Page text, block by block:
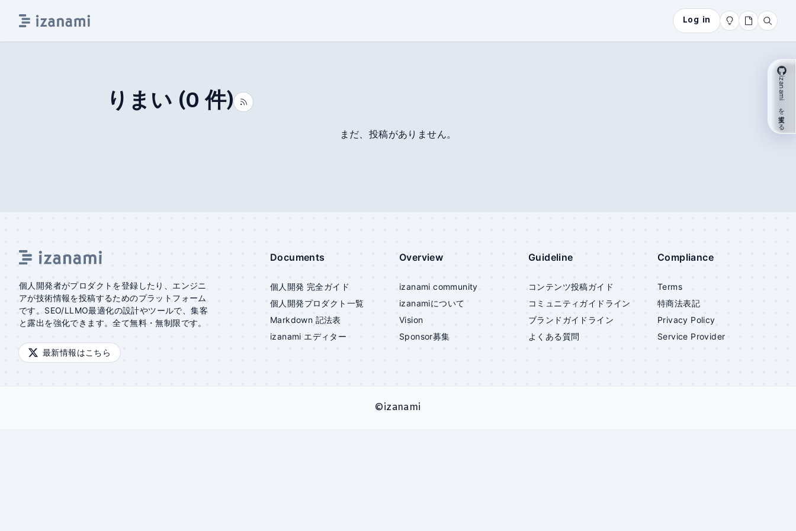
Log in
りまい (0 件)
まだ、投稿がありません。
個人開発者がプロダクトを登録したり、エンジニ
アが技術情報を投稿するためのプラットフォーム
です。SEO/LLMO最適化の設計やツールで、集客
と露出を強化できます。全て無料・無制限です。
最新情報はこちら
Documents
個人開発 完全ガイド
個人開発プロダクト一覧
Markdown 記法表
izanami エディター
Overview
izanami community
izanamiについて
Vision
Sponsor募集
Guideline
コンテンツ投稿ガイド
コミュニティガイドライン
ブランドガイドライン
よくある質問
Compliance
Terms
特商法表記
Privacy Policy
Service Provider
©izanami
izanami を支援する